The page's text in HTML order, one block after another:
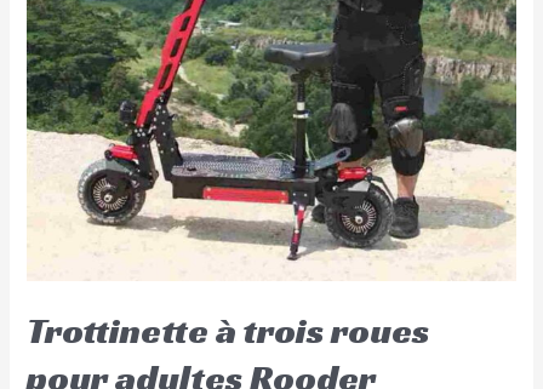
Trottinette à trois roues
pour adultes Rooder